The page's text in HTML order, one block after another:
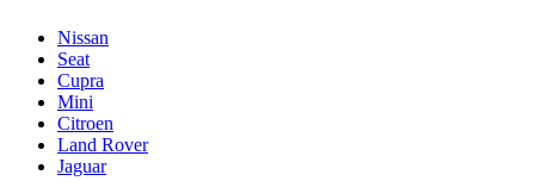
Nissan
Seat
Cupra
Mini
Citroen
Land Rover
Jaguar